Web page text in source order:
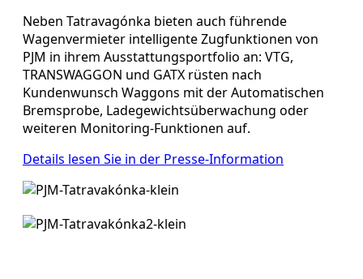
Neben Tatravagónka bieten auch führende
Wagenvermieter intelligente Zugfunktionen von
PJM in ihrem Ausstattungsportfolio an: VTG,
TRANSWAGGON und GATX rüsten nach
Kundenwunsch Waggons mit der Automatischen
Bremsprobe, Ladegewichtsüberwachung oder
weiteren Monitoring-Funktionen auf.
Details lesen Sie in der Presse-Information